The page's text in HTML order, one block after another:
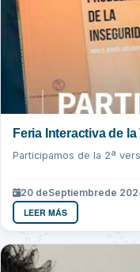
Feria Interactiva de la
Participamos de la 2ª
20 deSeptiembrede
LEER MÁS